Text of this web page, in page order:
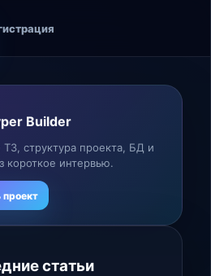
Builder
структура проекта, БД и
короткое интервью.
проект
статьи